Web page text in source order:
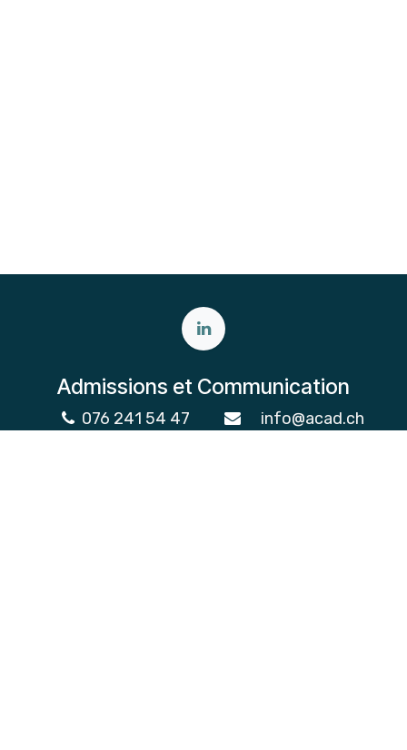
Admissions et Communication
076 241 54 47 info@acad.ch